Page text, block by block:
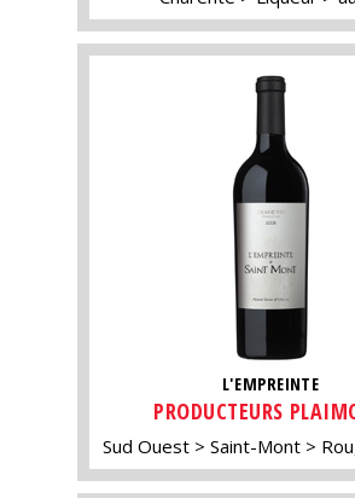
L'EMPREINTE
PRODUCTEURS
Sud Ouest Saint-Mont